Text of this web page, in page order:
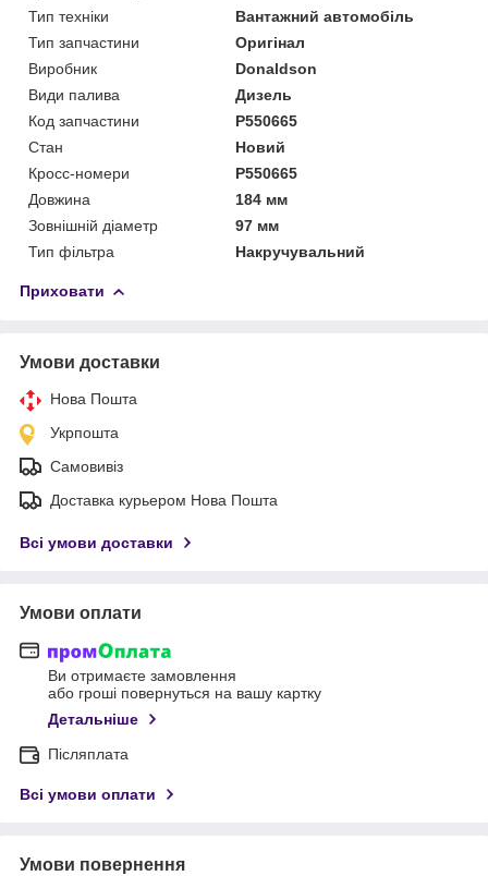
Тип техніки
Вантажний автомобіль
Тип запчастини
Оригінал
Виробник
Donaldson
Види палива
Дизель
Код запчастини
P550665
Стан
Новий
Кросс-номери
P550665
Довжина
184 мм
Зовнішній діаметр
97 мм
Тип фільтра
Накручувальний
Приховати
Умови доставки
Нова Пошта
Укрпошта
Самовивіз
Доставка курьером Нова Пошта
Всі умови доставки
Умови оплати
Ви отримаєте замовлення
або гроші повернуться на вашу картку
Детальніше
Післяплата
Всі умови оплати
Умови повернення